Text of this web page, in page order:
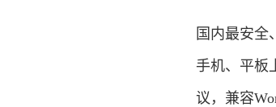
国内最安全
手机、平板
议，兼容